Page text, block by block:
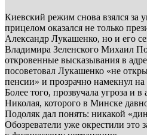
Киевский режим снова взялся за
прицелом оказался не только
Александр Лукашенко, но и его
Владимира Зеленского Михаил
откровенные высказывания в
посоветовал Лукашенко «не
пенсии» и прозрачно намекнул
Более того, прозвучала угроза и в
Николая, которого в Минске
Подоляк дал понять: никакой
Обозреватели уже окрестили